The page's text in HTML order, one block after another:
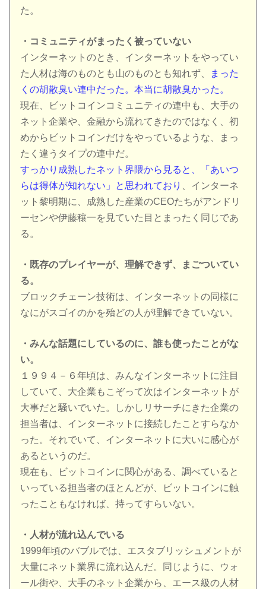
た。
・コミュニティがまったく被っていない
インターネットのとき、インターネットをやってい
た人材は海のものとも山のものとも知れず、
まった
くの胡散臭い連中だった。本当に胡散臭かった。
現在、ビットコインコミュニティの連中も、大手の
ネット企業や、金融から流れてきたのではなく、初
めからビットコインだけをやっているような、まっ
たく違うタイプの連中だ。
すっかり成熟したネット界隈から見ると、「あいつ
らは得体が知れない」と思われており
、インターネ
ット黎明期に、成熟した産業のCEOたちがアンドリ
ーセンや伊藤穰一を見ていた目とまったく同じであ
る。
・既存のプレイヤーが、理解できず、まごついてい
る。
ブロックチェーン技術は、インターネットの同様に
なにがスゴイのかを殆どの人が理解できていない。
・みんな話題にしているのに、誰も使ったことがな
い。
１９９４－６年頃は、みんなインターネットに注目
していて、大企業もこぞって次はインターネットが
大事だと騒いでいた。しかしリサーチにきた企業の
担当者は、インターネットに接続したことすらなか
った。それでいて、インターネットに大いに感心が
あるというのだ。
現在も、ビットコインに関心がある、調べていると
いっている担当者のほとんどが、ビットコインに触
ったこともなければ、持ってすらいない。
・人材が流れ込んでいる
1999年頃のバブルでは、エスタブリッシュメントが
大量にネット業界に流れ込んだ。同じように、ウォ
ール街や、大手のネット企業から、エース級の人材